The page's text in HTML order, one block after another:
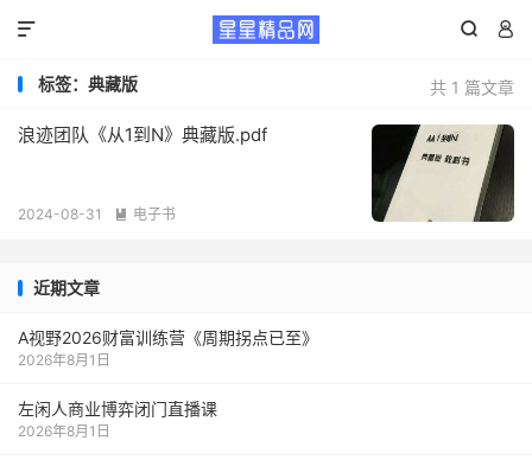
 

共 1 篇文章
标签：典藏版
浪迹团队《从1到N》典藏版.pdf
2024-08-31  电子书
近期文章
A视野2026财富训练营《周期拐点已至》
2026年8月1日
左闲人商业博弈闭门直播课
2026年8月1日